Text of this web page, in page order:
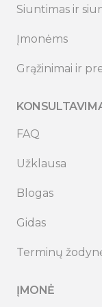
Siuntimas ir
Įmonėms
Grąžinimai ir
FAQ
Užklausa
Blogas
Gidas
Terminų
ĮMONĖ